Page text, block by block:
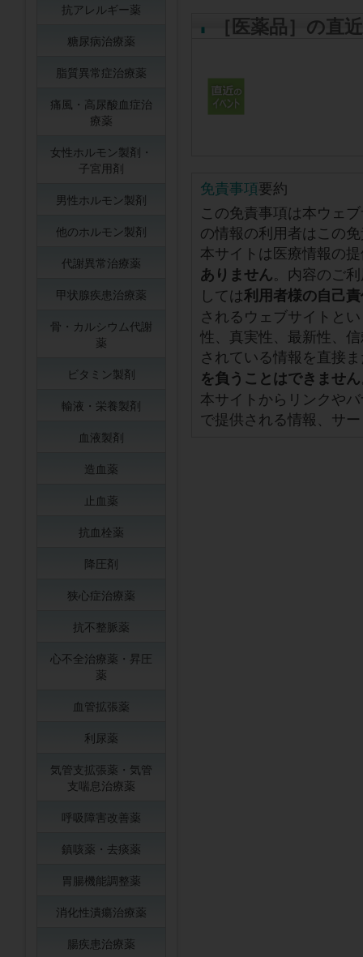
［医薬品］の直
免責事項要約
この免責事項は本ウェ
の情報の利用者はこの
本サイトは医療情報の
ありません。内容のご
しては利用者様の自己
されるウェブサイトと
性、真実性、最新性、
されている情報を直接
を負うことはできません
本サイトからリンクや
で提供される情報、サ
抗アレルギー薬
糖尿病治療薬
脂質異常症治療薬
痛風・高尿酸血症治
療薬
女性ホルモン製剤・
子宮用剤
男性ホルモン製剤
他のホルモン製剤
代謝異常治療薬
甲状腺疾患治療薬
骨・カルシウム代謝
薬
ビタミン製剤
輸液・栄養製剤
血液製剤
造血薬
止血薬
抗血栓薬
降圧剤
狭心症治療薬
抗不整脈薬
心不全治療薬・昇圧
薬
血管拡張薬
利尿薬
気管支拡張薬・気管
支喘息治療薬
呼吸障害改善薬
鎮咳薬・去痰薬
胃腸機能調整薬
消化性潰瘍治療薬
腸疾患治療薬